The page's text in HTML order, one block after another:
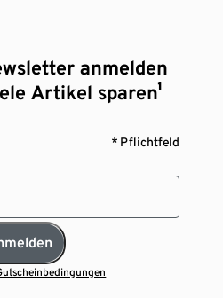
anmelden
Artikel sparen¹
* Pflichtfeld